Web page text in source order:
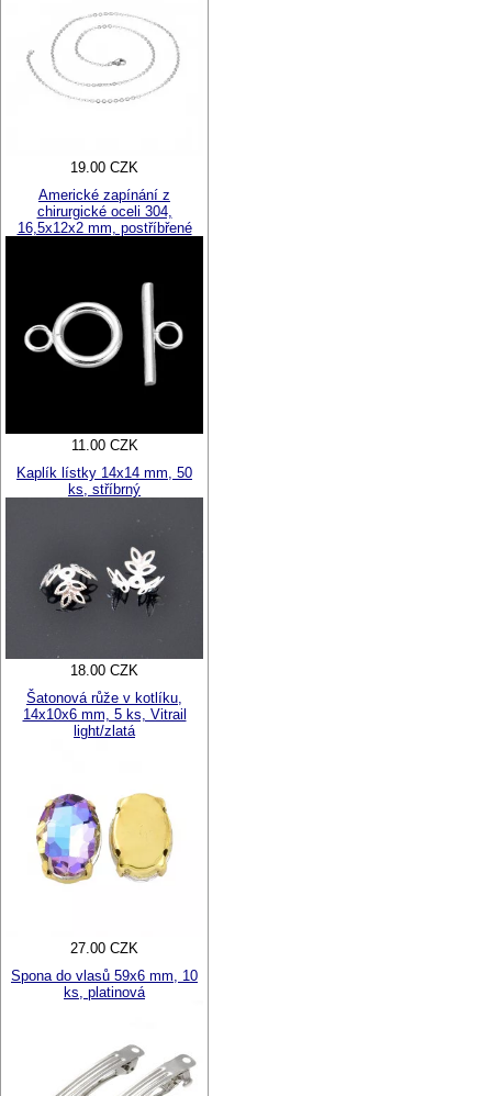
19.00 CZK
Americké zapínání z
chirurgické oceli 304,
16,5x12x2 mm, postříbřené
11.00 CZK
Kaplík lístky 14x14 mm, 50
ks, stříbrný
18.00 CZK
Šatonová růže v kotlíku,
14x10x6 mm, 5 ks, Vitrail
light/zlatá
27.00 CZK
Spona do vlasů 59x6 mm, 10
ks, platinová